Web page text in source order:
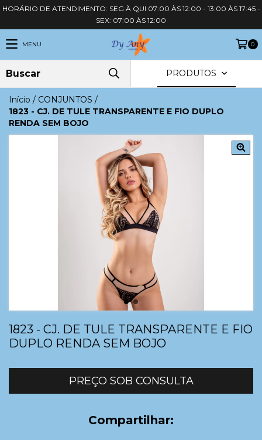
HORÁRIO DE ATENDIMENTO: SEG À QUI 07:00 ÀS 12:00 - 13:00 ÀS 17:45 -
SEX: 07:00 ÀS 12:00
MENU 0
PRODUTOS
Início / CONJUNTOS /
1823 - CJ. DE TULE TRANSPARENTE E FIO DUPLO
RENDA SEM BOJO
1823 - CJ. DE TULE TRANSPARENTE E FIO
DUPLO RENDA SEM BOJO
Compartilhar: